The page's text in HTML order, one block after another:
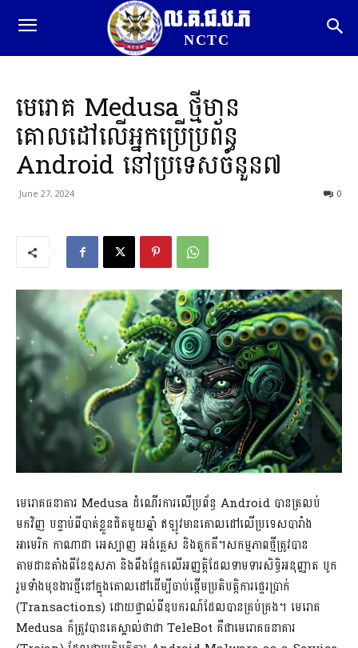
ល.គ.ជ.ប.ភ
NCTC
មេរោគ Medusa ថ្មីមាន
គោលដៅលើអ្នកប្រើប្រព័ន្ធ
Android នៅប្រទេសចំនួន៧
June 27, 2024 0
មេរោគធនាគារ Medusa ដំណើរការលើប្រព័ន្ធ Android បានត្រលប់
មកវិញ បន្ទាប់ពីបាត់ខ្លួនជិតមួយឆ្នាំ ឥឡូវមានគោលដៅលើប្រទេសបារាំង
អាមេរិក កាណាដា អេស្បាញ អង់គ្លេស និងតួកគី។សកម្មភាពថ្មីត្រូវបាន
តាមដានតាំងពីខែឧសភា និងពឹងផ្អែកលើអញ្ញត្តិដែលទាមទារសិទ្ធិអនុញ្ញាត បូក
រួមទាំងមុខងារថ្មីនៅក្នុងគោលដៅដើម្បីចាប់ផ្តើមប្រតិបត្តិការផ្ទេរប្រាក់
(Transactions) ដោយផ្ទាល់ពីឧបករណ៍ដែលបានគ្រប់គ្រង។ មេរោគ
Medusa ក៏ត្រូវបានគេស្គាល់ថាជា TeleBot គឺជាមេរោគធនាគារ